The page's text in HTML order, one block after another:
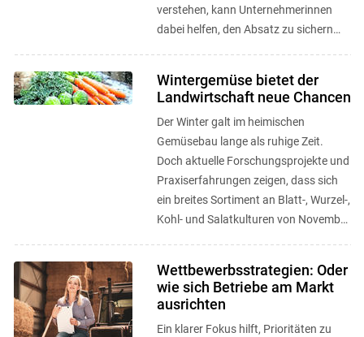
verstehen, kann Unternehmerinnen
dabei helfen, den Absatz zu sichern
Wintergemüse bietet der
Landwirtschaft neue Chancen
Der Winter galt im heimischen
Gemüsebau lange als ruhige Zeit.
Doch aktuelle Forschungsprojekte und
Praxiserfahrungen zeigen, dass sich
ein breites Sortiment an Blatt-, Wurzel-,
Kohl- und Salatkulturen von November
Wettbewerbsstrategien: Oder
wie sich Betriebe am Markt
ausrichten
Ein klarer Fokus hilft, Prioritäten zu